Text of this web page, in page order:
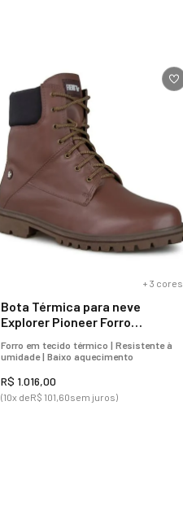
+ 3 cores
Bota Térmica para neve
Explorer Pioneer Forro
Ref.:21618
Forro em tecido térmico | Resistente à
umidade | Baixo aquecimento
R$ 1 .016,00
(10x deR$ 101 60sem juros)